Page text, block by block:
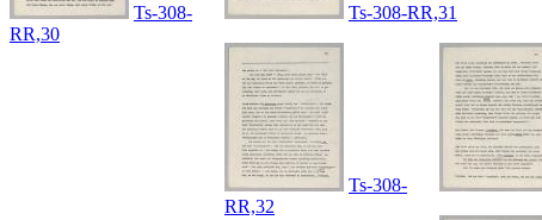
Ts-308-
RR,30
Ts-308-RR,31
Ts-308-
RR,32